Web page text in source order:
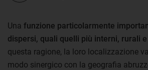
Una funzione particolarmente
dispersi, quali quelli più interni, rurali
questa ragione, la loro localizzazione
modo sinergico con la geografia